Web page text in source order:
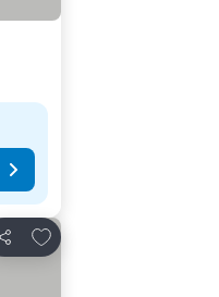
Teilen
Zu Favoriten hinzufügen